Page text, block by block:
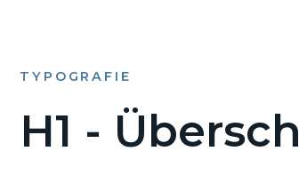
TYPOGRAFIE
H1 -